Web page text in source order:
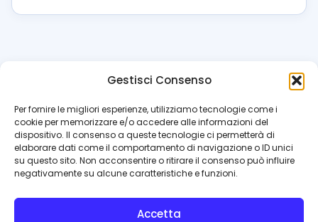
Gestisci Consenso
Per fornire le migliori esperienze, utilizziamo tecnologie come i
cookie per memorizzare e/o accedere alle informazioni del
dispositivo. Il consenso a queste tecnologie ci permetterà di
elaborare dati come il comportamento di navigazione o ID unici
su questo sito. Non acconsentire o ritirare il consenso può influire
negativamente su alcune caratteristiche e funzioni.
Accetta
azzurrissimo.it
Il blog di riferimento per i tifosi del Napoli. News, interviste,
pagelle e calciomercato. Testata giornalistica registrata
al Tribunale di Napoli (n. 48 dell’08/10/2012). Direttore Luca
Perillo
INFO